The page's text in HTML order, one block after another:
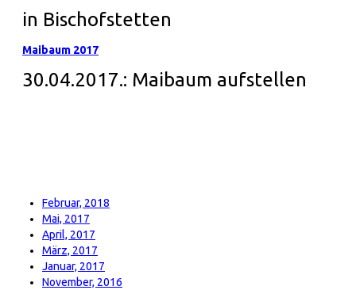
in Bischofstetten
Maibaum 2017
30.04.2017.: Maibaum aufstellen
Februar, 2018
Mai, 2017
April, 2017
März, 2017
Januar, 2017
November, 2016